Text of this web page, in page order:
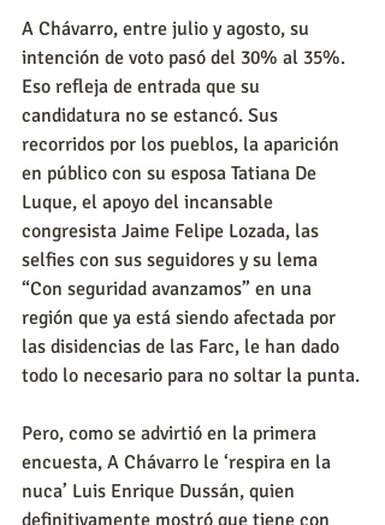
A Chávarro, entre julio y agosto, su
intención de voto pasó del 30% al 35%.
Eso refleja de entrada que su
candidatura no se estancó. Sus
recorridos por los pueblos, la aparición
en público con su esposa Tatiana De
Luque, el apoyo del incansable
congresista Jaime Felipe Lozada, las
selfies con sus seguidores y su lema
“Con seguridad avanzamos” en una
región que ya está siendo afectada por
las disidencias de las Farc, le han dado
todo lo necesario para no soltar la punta.
Pero, como se advirtió en la primera
encuesta, A Chávarro le ‘respira en la
nuca’ Luis Enrique Dussán, quien
definitivamente mostró que tiene con